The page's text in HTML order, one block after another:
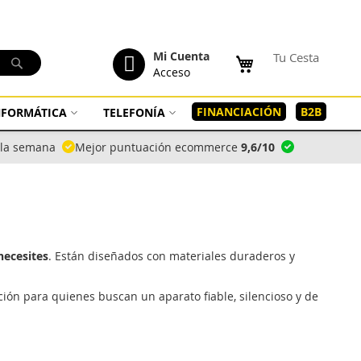
Tu Cesta
Mi Cuenta
Acceso
Buscar
TELEFONÍA FINANCIACIÓN B2B
semana Mejor puntuación ecommerce 9,6/10
. Están diseñados con materiales duraderos y
para quienes buscan un aparato fiable, silencioso y de